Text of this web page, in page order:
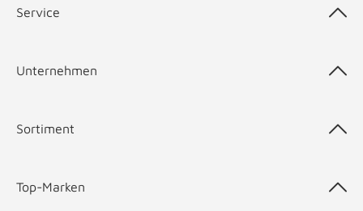
Service
Unternehmen
Sortiment
Top-Marken